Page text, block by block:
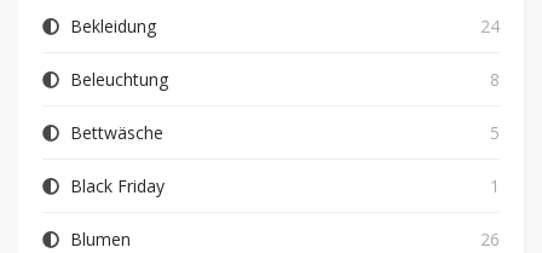
Bekleidung 24
Beleuchtung 8
Bettwäsche 5
Black Friday 1
Blumen 26